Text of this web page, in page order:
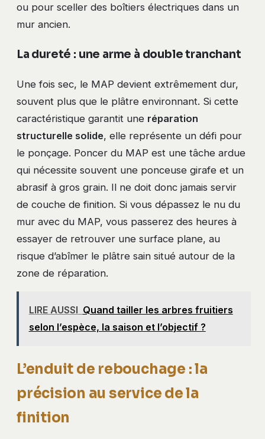
ou pour sceller des boîtiers électriques dans un
mur ancien.
La dureté : une arme à double tranchant
Une fois sec, le MAP devient extrêmement dur,
souvent plus que le plâtre environnant. Si cette
caractéristique garantit une réparation
structurelle solide, elle représente un défi pour
le ponçage. Poncer du MAP est une tâche ardue
qui nécessite souvent une ponceuse girafe et un
abrasif à gros grain. Il ne doit donc jamais servir
de couche de finition. Si vous dépassez le nu du
mur avec du MAP, vous passerez des heures à
essayer de retrouver une surface plane, au
risque d’abîmer le plâtre sain situé autour de la
zone de réparation.
LIRE AUSSI Quand tailler les arbres fruitiers
selon l’espèce, la saison et l’objectif ?
L’enduit de rebouchage : la
précision au service de la
finition